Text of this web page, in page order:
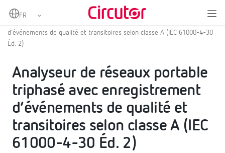
Home
Analyseur de réseau portables
d’événements de qualité et transitoires selon classe A (IEC 61000-4-30
Éd. 2)
Analyseur de réseaux portable
triphasé avec enregistrement
d’événements de qualité et
transitoires selon classe A (IEC
61000-4-30 Éd. 2)